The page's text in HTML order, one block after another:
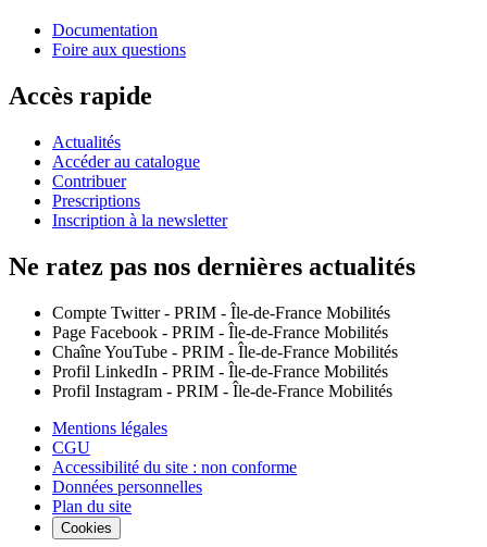
Documentation
Foire aux questions
Accès rapide
Actualités
Accéder au catalogue
Contribuer
Prescriptions
Inscription à la newsletter
Ne ratez pas nos dernières actualités
Compte Twitter - PRIM - Île-de-France Mobilités
Page Facebook - PRIM - Île-de-France Mobilités
Chaîne YouTube - PRIM - Île-de-France Mobilités
Profil LinkedIn - PRIM - Île-de-France Mobilités
Profil Instagram - PRIM - Île-de-France Mobilités
Mentions légales
CGU
Accessibilité du site : non conforme
Données personnelles
Plan du site
Cookies